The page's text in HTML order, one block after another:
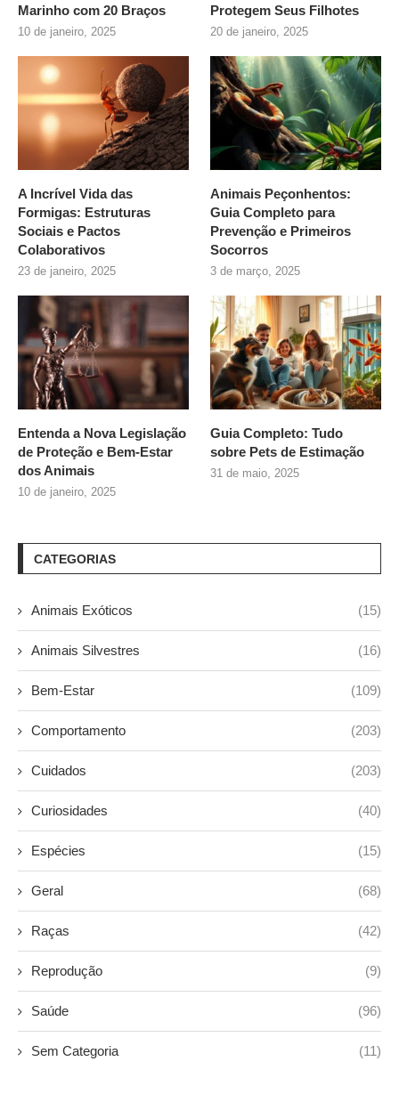
Marinho com 20 Braços
10 de janeiro, 2025
Protegem Seus Filhotes
20 de janeiro, 2025
A Incrível Vida das
Formigas: Estruturas
Sociais e Pactos
Colaborativos
23 de janeiro, 2025
Animais Peçonhentos:
Guia Completo para
Prevenção e Primeiros
Socorros
3 de março, 2025
Entenda a Nova Legislação
de Proteção e Bem-Estar
dos Animais
10 de janeiro, 2025
Guia Completo: Tudo
sobre Pets de Estimação
31 de maio, 2025
CATEGORIAS
Animais Exóticos (15)
Animais Silvestres (16)
Bem-Estar (109)
Comportamento (203)
Cuidados (203)
Curiosidades (40)
Espécies (15)
Geral (68)
Raças (42)
Reprodução (9)
Saúde (96)
Sem Categoria (11)